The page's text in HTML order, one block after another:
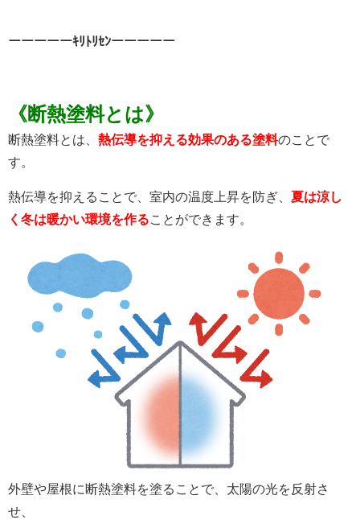
ーーーーーｷﾘﾄﾘｾﾝーーーーー
《断熱塗料とは》
断熱塗料とは、 熱伝導を抑える効果のある塗料のことで
す。
熱伝導を抑えることで、 室内の温度上昇を防ぎ、 夏は涼し
く冬は暖かい環境を作ることができます。
外壁や屋根に断熱塗料を塗ることで、太陽の光を反射さ
せ、